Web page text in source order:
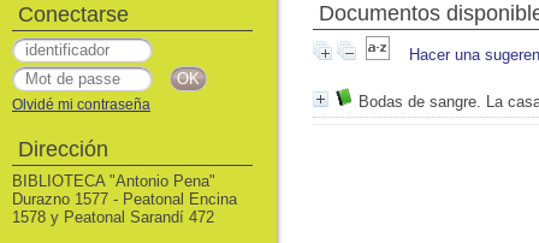
Documentos
Hacer una
Bodas de sangre. La
Conectarse
Olvidé mi contraseña
Dirección
BIBLIOTECA "Antonio Pena"
Durazno 1577 - Peatonal Encina
1578 y Peatonal Sarandí 472